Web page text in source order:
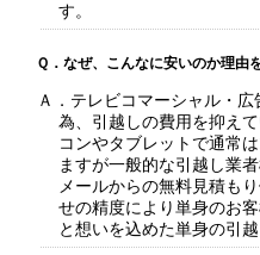
す。
Ｑ．なぜ、こんなに安いのか理由
Ａ．テレビコマーシャル・
為、引越しの費用を抑え
コンやタブレットで通常
ますが一般的な引越し業
メールからの無料見積も
せの精度により単身のお
と想いを込めた単身の引